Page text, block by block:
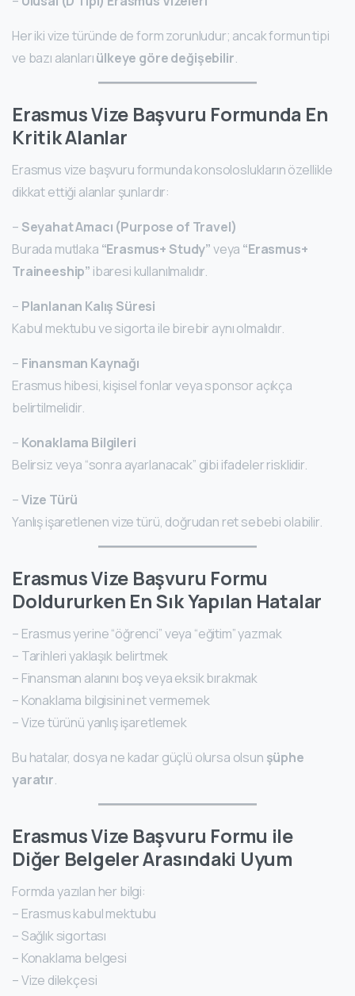
Her iki vize türünde de form zorunludur; ancak formun tipi
ve bazı alanlarıülkeye göre değişebilir.
Erasmus Vize Başvuru Formunda En
Kritik Alanlar
Erasmus vize başvuru formunda konsoloslukların özellikle
dikkat ettiği alanlar şunlardır:
– Seyahat Amacı (Purpose of Travel)
Burada mutlaka “Erasmus+ Study”veya “Erasmus+
Traineeship” ibaresi kullanılmalıdır.
– Planlanan Kalış Süresi
Kabul mektubu ve sigorta ile birebir aynı olmalıdır.
– Finansman Kaynağı
Erasmus hibesi, kişisel fonlar veya sponsor açıkça
belirtilmelidir.
– Konaklama Bilgileri
Belirsiz veya “sonra ayarlanacak” gibi ifadeler risklidir.
–Vize Türü
Yanlış işaretlenen vize türü, doğrudan ret sebebi olabilir.
Erasmus Vize Başvuru Formu
Doldururken En Sık Yapılan Hatalar
– Erasmus yerine “öğrenci” veya “eğitim” yazmak
– Tarihleri yaklaşık belirtmek
– Finansman alanını boş veya eksik bırakmak
– Konaklama bilgisini net vermemek
– Vize türünü yanlış işaretlemek
Bu hatalar, dosya ne kadar güçlü olursa olsun şüphe
yaratır.
Erasmus Vize Başvuru Formu ile
Diğer Belgeler Arasındaki Uyum
Formda yazılan her bilgi:
– Erasmus kabul mektubu
– Sağlık sigortası
– Konaklama belgesi
– Vize dilekçesi